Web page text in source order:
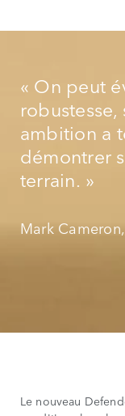
« On peut
robustesse,
ambition a
démontrer
terrain. »
Mark
Le nouveau